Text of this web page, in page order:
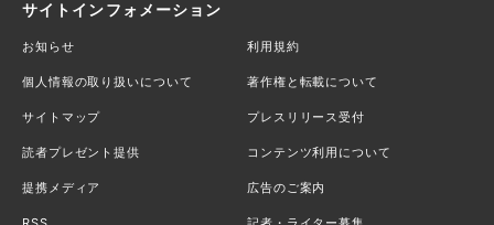
サイトインフォメーション
お知らせ 利用規約
個人情報の取り扱いについて 著作権と転載について
サイトマップ プレスリリース受付
読者プレゼント提供 コンテンツ利用について
提携メディア 広告のご案内